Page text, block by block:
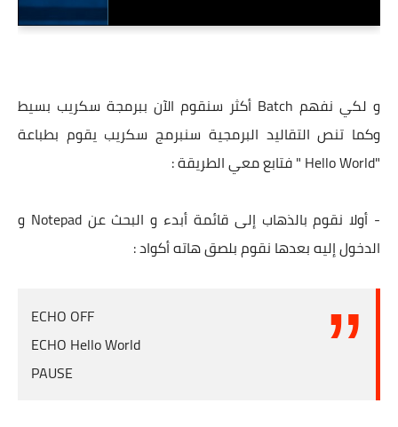
و لكي نفهم Batch أكثر سنقوم الآن ببرمجة سكريب بسيط
وكما تنص التقاليد البرمجية سنبرمج سكريب يقوم بطباعة
"Hello World " فتابع معي الطريقة :
- أولا نقوم بالذهاب إلى قائمة أبدء و البحث عن Notepad و
الدخول إليه بعدها نقوم بلصق هاته أكواد :
ECHO OFF
ECHO Hello World
PAUSE